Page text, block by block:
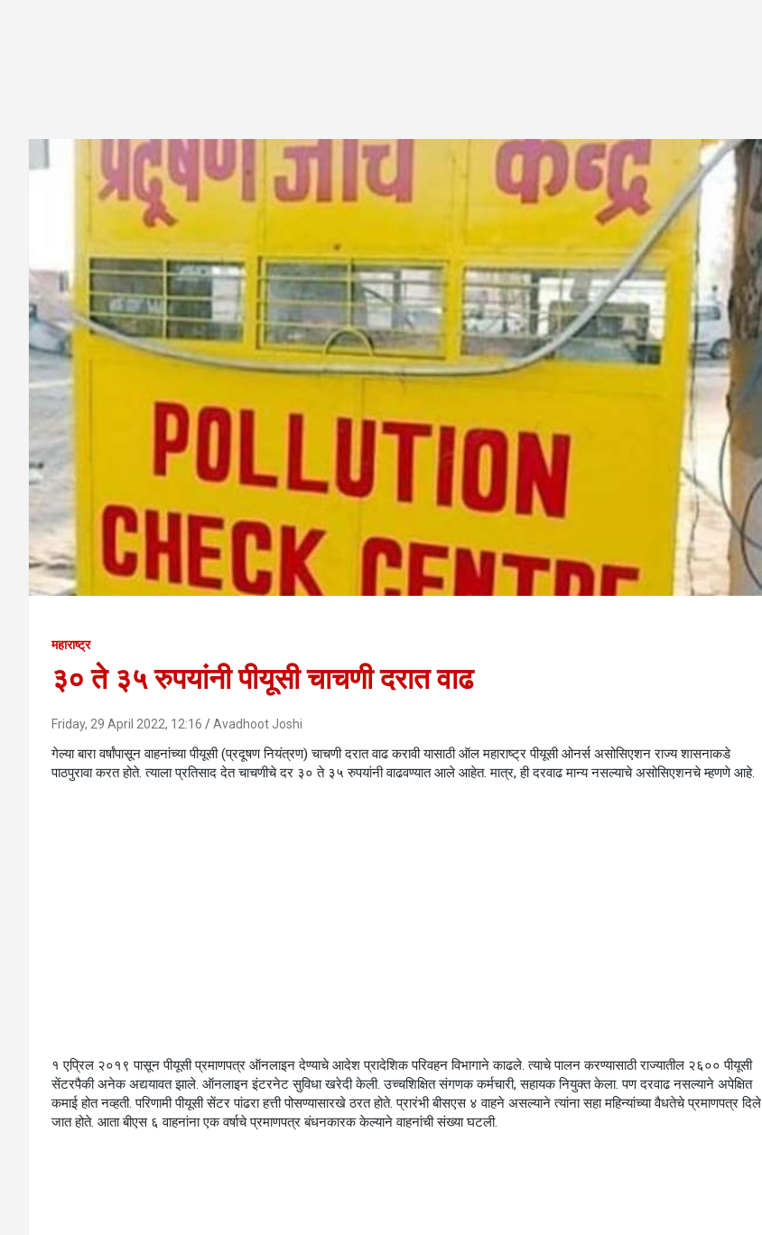
महाराष्ट्र
३० ते ३५ रुपयांनी पीयूसी चाचणी दरात वाढ
Friday, 29 April 2022, 12:16 Avadhoot Joshi
गेल्या बारा वर्षांपासून वाहनांच्या पीयूसी (प्रदूषण नियंत्रण) चाचणी दरात वाढ करावी यासाठी ऑल महाराष्ट्र पीयूसी ओनर्स असोसिएशन राज्य शासनाकडे
पाठपुरावा करत होते. त्याला प्रतिसाद देत चाचणीचे दर ३० ते ३५ रुपयांनी वाढवण्यात आले आहेत. मात्र, ही दरवाढ मान्य नसल्याचे असोसिएशनचे म्हणणे आहे.
१ एप्रिल २०१९ पासून पीयूसी प्रमाणपत्र ऑनलाइन देण्याचे आदेश प्रादेशिक परिवहन विभागाने काढले. त्याचे पालन करण्यासाठी राज्यातील २६०० पीयूसी
सेंटरपैकी अनेक अद्ययावत झाले. ऑनलाइन इंटरनेट सुविधा खरेदी केली. उच्चशिक्षित संगणक कर्मचारी, सहायक नियुक्त केला. पण दरवाढ नसल्याने अपेक्षित
कमाई होत नव्हती. परिणामी पीयूसी सेंटर पांढरा हत्ती पोसण्यासारखे ठरत होते. प्रारंभी बीसएस ४ वाहने असल्याने त्यांना सहा महिन्यांच्या वैधतेचे प्रमाणपत्र दिले
जात होते. आता बीएस ६ वाहनांना एक वर्षाचे प्रमाणपत्र बंधनकारक केल्याने वाहनांची संख्या घटली.